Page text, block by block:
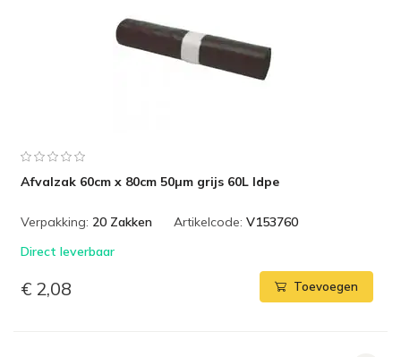
Afvalzak 60cm x 80cm 50µm grijs 60L ldpe
Verpakking: 20 Zakken Artikelcode: V153760
Direct leverbaar
€ 2,08 Toevoegen